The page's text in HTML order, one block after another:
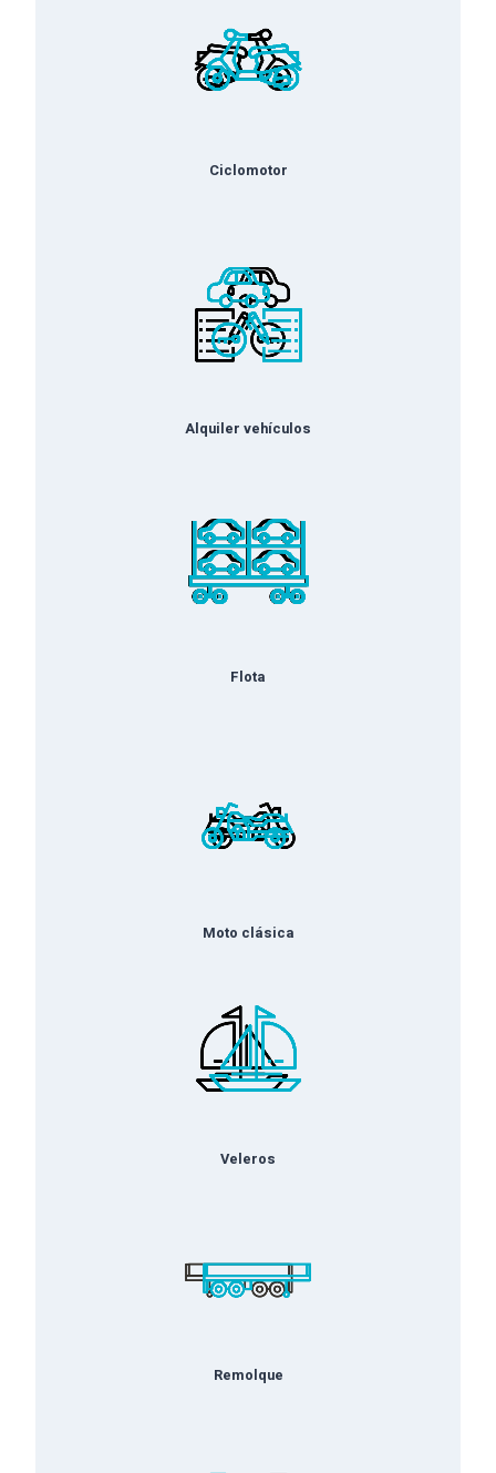
Ciclomotor
Alquiler vehículos
Flota
Moto clásica
Veleros
Remolque